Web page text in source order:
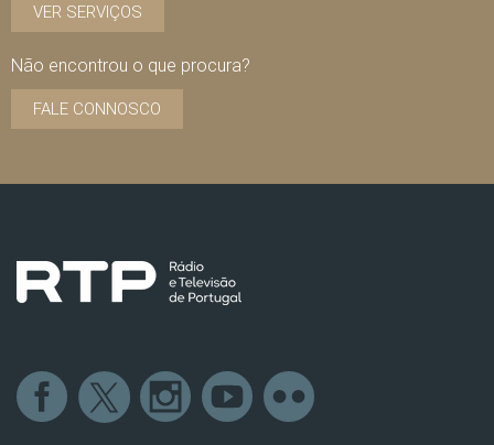
VER SERVIÇOS
Não encontrou o que procura?
FALE CONNOSCO